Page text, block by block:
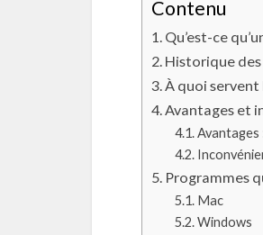
Contenu
Qu’est-ce
Historique des
À quoi servent
Avantages et
Avantages
Programmes
Mac
Windows